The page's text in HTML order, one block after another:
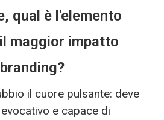
qual è l'elemento
maggior impatto
il cuore pulsante: deve
e capace di